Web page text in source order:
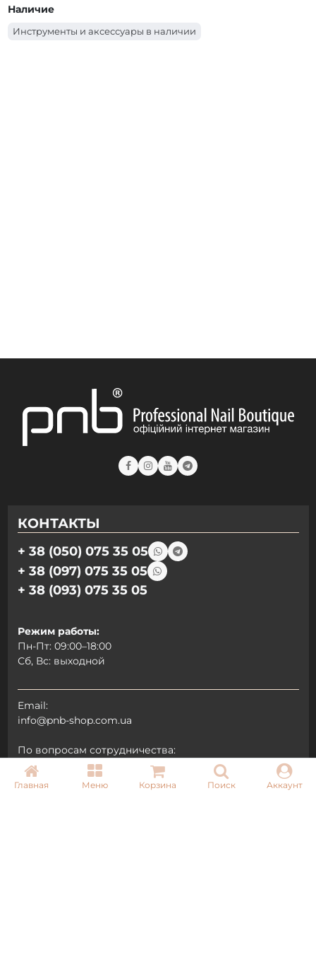
Главная Меню Корзина Поиск Аккаунт
Наличие
Инструменты и аксессуары в наличии
КОНТАКТЫ
+ 38 (050) 075 35 05
+ 38 (097) 075 35 05
+ 38 (093) 075 35 05
Режим работы:
Пн-Пт: 09:00–18:00
Сб, Вс: выходной
Email:
info@pnb-shop.com.ua
По вопросам сотрудничества:
+380975101320